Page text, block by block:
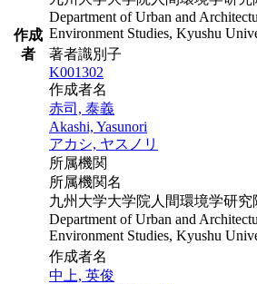
作成
者
Department of Urban and
Environment Studies, Kyushu
著者識別子
K001302
作成者名
赤司, 泰義
Akashi, Yasunori
アカシ, ヤスノリ
所属機関
所属機関名
九州大学大学院人間環境学研
Department of Urban and
Environment Studies, Kyushu
作成者名
中上, 英俊